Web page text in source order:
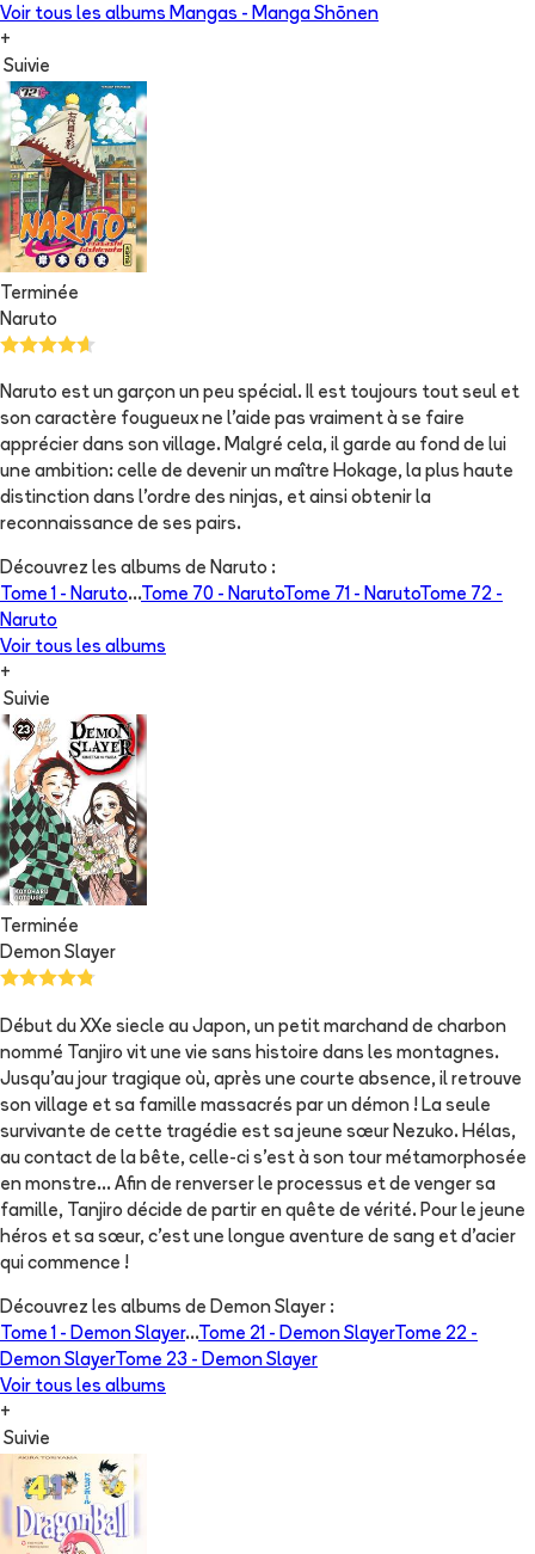
Voir tous les albums Mangas - Manga Shōnen
+
Suivie
Terminée
Naruto
Naruto est un garçon un peu spécial. Il est toujours tout seul et
son caractère fougueux ne l'aide pas vraiment à se faire
apprécier dans son village. Malgré cela, il garde au fond de lui
une ambition: celle de devenir un maître Hokage, la plus haute
distinction dans l'ordre des ninjas, et ainsi obtenir la
reconnaissance de ses pairs.
Découvrez les albums de Naruto :
Tome 1 - Naruto...Tome 70 - NarutoTome 71 - NarutoTome 72 -
Naruto
Voir tous les albums
+
Suivie
Terminée
Demon Slayer
Début du XXe siecle au Japon, un petit marchand de charbon
nommé Tanjiro vit une vie sans histoire dans les montagnes.
Jusqu’au jour tragique où, après une courte absence, il retrouve
son village et sa famille massacrés par un démon ! La seule
survivante de cette tragédie est sa jeune sœur Nezuko. Hélas,
au contact de la bête, celle-ci s’est à son tour métamorphosée
en monstre... Afin de renverser le processus et de venger sa
famille, Tanjiro décide de partir en quête de vérité. Pour le jeune
héros et sa sœur, c’est une longue aventure de sang et d’acier
qui commence !
Découvrez les albums de Demon Slayer :
Tome 1 - Demon Slayer...Tome 21 - Demon SlayerTome 22 -
Demon SlayerTome 23 - Demon Slayer
Voir tous les albums
+
Suivie